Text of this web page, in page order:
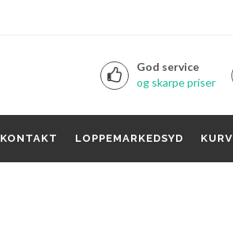
God service
og skarpe priser
KONTAKT LOPPEMARKEDSYD KURV